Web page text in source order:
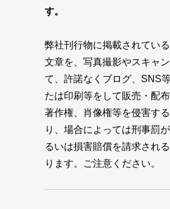
す。
弊社刊行物に掲載されてい
文章を、写真撮影やスキャ
て、許諾なくブログ、SNS
たは印刷等をして販売・配
著作権、肖像権等を侵害す
り、場合によっては刑事罰
るいは損害賠償を請求され
ります。ご注意ください。